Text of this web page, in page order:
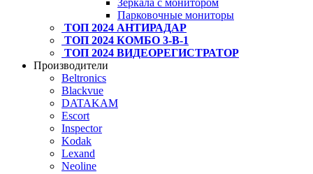
Зеркала с монитором
Парковочные мониторы
ТОП 2024 АНТИРАДАР
ТОП 2024 КОМБО 3-В-1
ТОП 2024 ВИДЕОРЕГИСТРАТОР
Производители
Beltronics
Blackvue
DATAKAM
Escort
Inspector
Kodak
Lexand
Neoline